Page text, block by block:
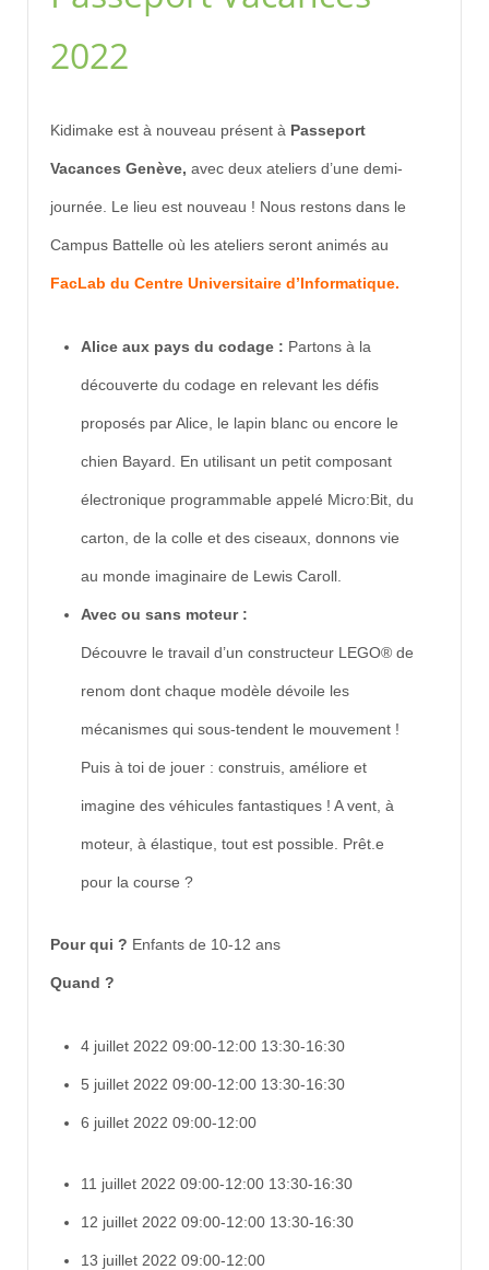
2022
Kidimake est à nouveau présent à Passeport
Vacances Genève, avec deux ateliers d’une demi-
journée. Le lieu est nouveau ! Nous restons dans le
Campus Battelle où les ateliers seront animés au
FacLab du Centre Universitaire d’Informatique.
Alice aux pays du codage : Partons à la
découverte du codage en relevant les défis
proposés par Alice, le lapin blanc ou encore le
chien Bayard. En utilisant un petit composant
électronique programmable appelé Micro:Bit, du
carton, de la colle et des ciseaux, donnons vie
au monde imaginaire de Lewis Caroll.
Avec ou sans moteur :
Découvre le travail d’un constructeur LEGO® de
renom dont chaque modèle dévoile les
mécanismes qui sous-tendent le mouvement !
Puis à toi de jouer : construis, améliore et
imagine des véhicules fantastiques ! A vent, à
moteur, à élastique, tout est possible. Prêt.e
pour la course ?
Pour qui ? Enfants de 10-12 ans
Quand ?
4 juillet 2022 09:00-12:00 13:30-16:30
5 juillet 2022 09:00-12:00 13:30-16:30
6 juillet 2022 09:00-12:00
11 juillet 2022 09:00-12:00 13:30-16:30
12 juillet 2022 09:00-12:00 13:30-16:30
13 juillet 2022 09:00-12:00